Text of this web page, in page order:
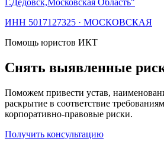
Г.Дедовск,Московская Область"
ИНН 5017127325 · МОСКОВСКАЯ
Помощь юристов ИКТ
Снять выявленные
Поможем привести устав,
раскрытие в соответствие
корпоративно-правовые риски.
Получить консультацию